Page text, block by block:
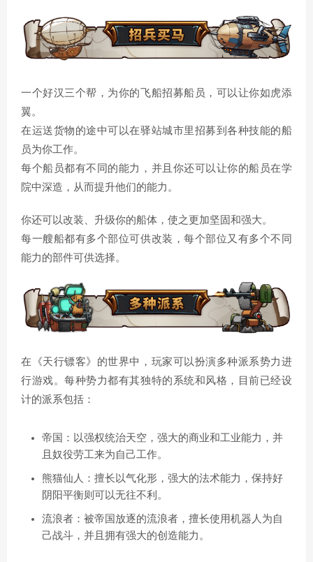
一个好汉三个帮，为你的飞船招募船员，可以让你如虎添
翼。
在运送货物的途中可以在驿站城市里招募到各种技能的船
员为你工作。
每个船员都有不同的能力，并且你还可以让你的船员在学
院中深造，从而提升他们的能力。
你还可以改装、升级你的船体，使之更加坚固和强大。
每一艘船都有多个部位可供改装，每个部位又有多个不同
能力的部件可供选择。
在《天行镖客》的世界中，玩家可以扮演多种派系势力进
行游戏。每种势力都有其独特的系统和风格，目前已经设
计的派系包括：
帝国：以强权统治天空，强大的商业和工业能力，并
且奴役劳工来为自己工作。
熊猫仙人：擅长以气化形，强大的法术能力，保持好
阴阳平衡则可以无往不利。
流浪者：被帝国放逐的流浪者，擅长使用机器人为自
己战斗，并且拥有强大的创造能力。